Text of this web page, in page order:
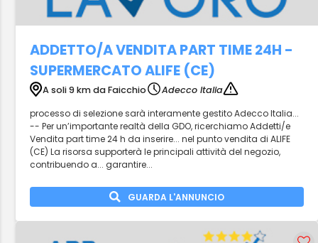
ADDETTO/A VENDITA PART TIME 24H -
SUPERMERCATO ALIFE (CE)
A soli 9 km da Faicchio
Adecco Italia
processo di selezione sarà interamente gestito Adecco Italia...
-- Per un’importante realtà della GDO, ricerchiamo Addetti/e
Vendita part time 24 h da inserire... nel punto vendita di ALIFE
(CE) La risorsa supporterà le principali attività del negozio,
contribuendo a... garantire...
GUARDA L'ANNUNCIO